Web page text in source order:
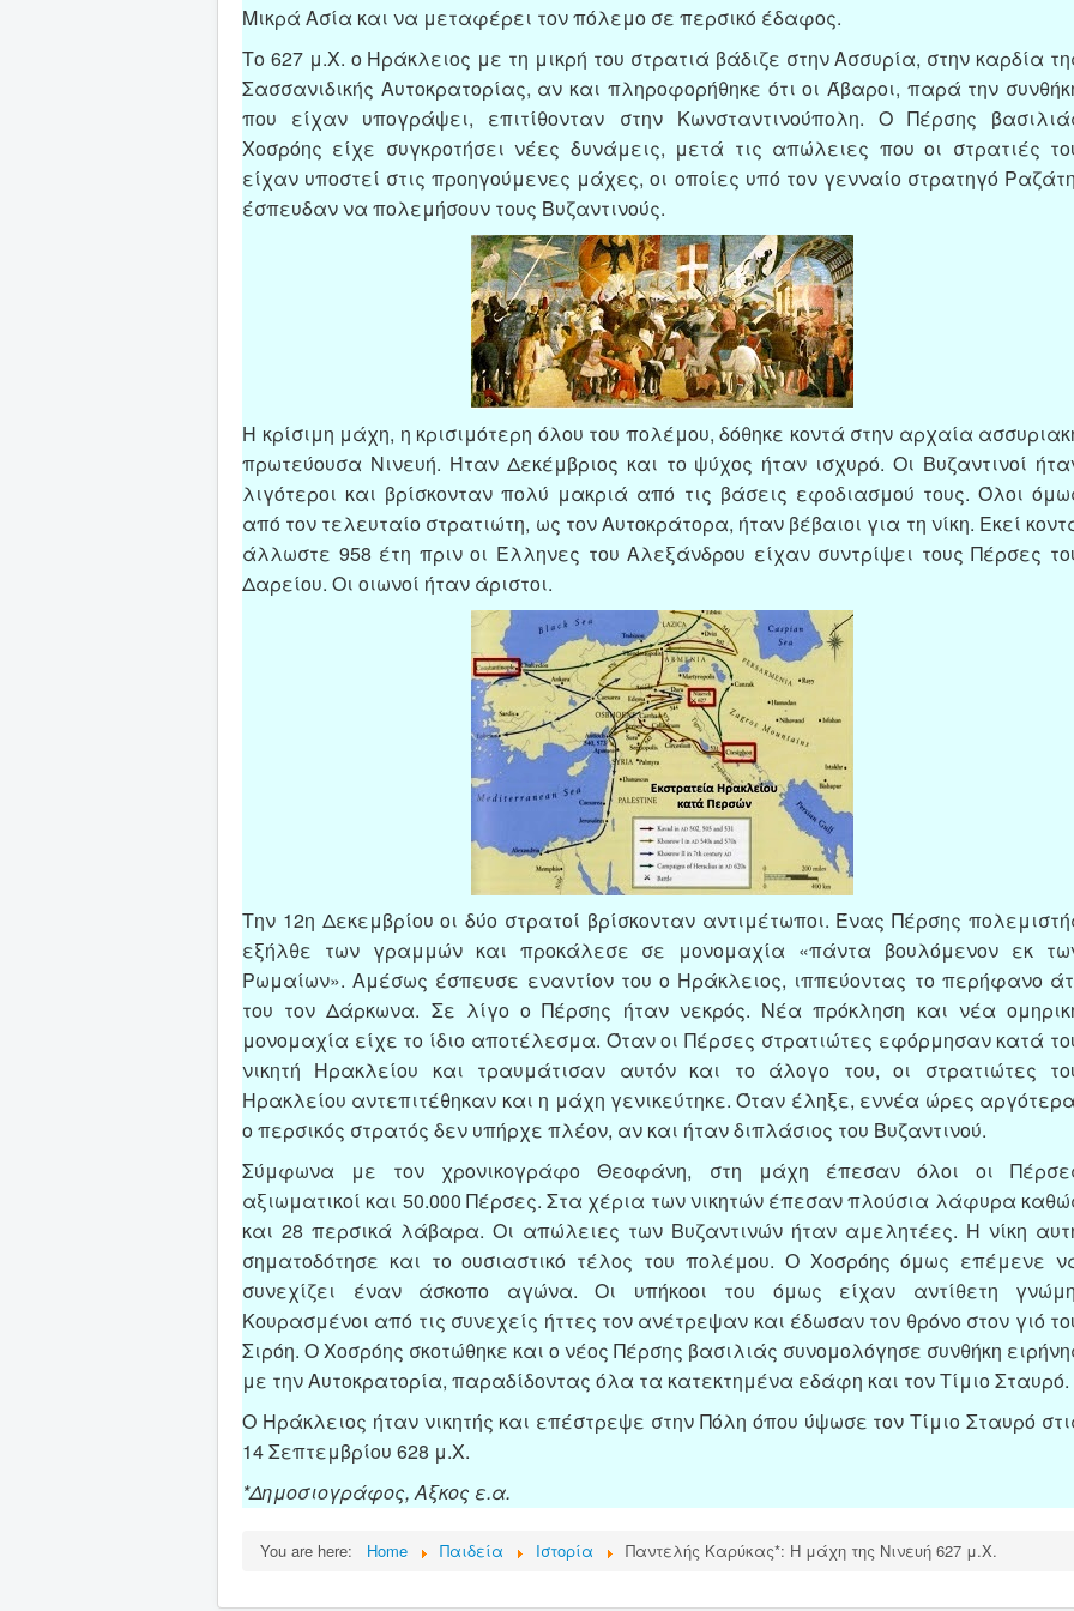
Μικρά Ασία και να μεταφέρει τον πόλεμο σε περσικό έδαφος.
Το 627 μ.Χ. ο Ηράκλειος με τη μικρή του στρατιά βάδιζε στην Ασσυρία, στην καρδία
Σασσανιδικής Αυτοκρατορίας, αν και πληροφορήθηκε ότι οι Άβαροι, παρά την
που είχαν υπογράψει, επιτίθονταν στην Κωνσταντινούπολη. Ο Πέρσης
Χοσρόης είχε συγκροτήσει νέες δυνάμεις, μετά τις απώλειες που οι στρατιές
είχαν υποστεί στις προηγούμενες μάχες, οι οποίες υπό τον γενναίο στρατηγό
έσπευδαν να πολεμήσουν τους Βυζαντινούς.
Η κρίσιμη μάχη, η κρισιμότερη όλου του πολέμου, δόθηκε κοντά στην αρχαία
πρωτεύουσα Νινευή. Ήταν Δεκέμβριος και το ψύχος ήταν ισχυρό. Οι Βυζαντινοί
λιγότεροι και βρίσκονταν πολύ μακριά από τις βάσεις εφοδιασμού τους. Όλοι
από τον τελευταίο στρατιώτη, ως τον Αυτοκράτορα, ήταν βέβαιοι για τη νίκη. Εκεί
άλλωστε 958 έτη πριν οι Έλληνες του Αλεξάνδρου είχαν συντρίψει τους Πέρσες
Δαρείου. Οι οιωνοί ήταν άριστοι.
Την 12η Δεκεμβρίου οι δύο στρατοί βρίσκονταν αντιμέτωποι. Ένας Πέρσης
εξήλθε των γραμμών και προκάλεσε σε μονομαχία «πάντα βουλόμενον εκ
Ρωμαίων». Αμέσως έσπευσε εναντίον του ο Ηράκλειος, ιππεύοντας το περήφανο
του τον Δάρκωνα. Σε λίγο ο Πέρσης ήταν νεκρός. Νέα πρόκληση και νέα
μονομαχία είχε το ίδιο αποτέλεσμα. Όταν οι Πέρσες στρατιώτες εφόρμησαν κατά
νικητή Ηρακλείου και τραυμάτισαν αυτόν και το άλογο του, οι στρατιώτες
Ηρακλείου αντεπιτέθηκαν και η μάχη γενικεύτηκε. Όταν έληξε, εννέα ώρες
ο περσικός στρατός δεν υπήρχε πλέον, αν και ήταν διπλάσιος του Βυζαντινού.
Σύμφωνα με τον χρονικογράφο Θεοφάνη, στη μάχη έπεσαν όλοι οι
αξιωματικοί και 50.000 Πέρσες. Στα χέρια των νικητών έπεσαν πλούσια λάφυρα
και 28 περσικά λάβαρα. Οι απώλειες των Βυζαντινών ήταν αμελητέες. Η νίκη
σηματοδότησε και το ουσιαστικό τέλος του πολέμου. Ο Χοσρόης όμως επέμενε
συνεχίζει έναν άσκοπο αγώνα. Οι υπήκοοι του όμως είχαν αντίθετη
Κουρασμένοι από τις συνεχείς ήττες τον ανέτρεψαν και έδωσαν τον θρόνο στον γιό
Σιρόη. Ο Χοσρόης σκοτώθηκε και ο νέος Πέρσης βασιλιάς συνομολόγησε συνθήκη
με την Αυτοκρατορία, παραδίδοντας όλα τα κατεκτημένα εδάφη και τον Τίμιο Σταυρό.
Ο Ηράκλειος ήταν νικητής και επέστρεψε στην Πόλη όπου ύψωσε τον Τίμιο Σταυρό
14 Σεπτεμβρίου 628 μ.Χ.
*Δημοσιογράφος, Αξκος ε.α.
You are here: Home Παιδεία Ιστορία Παντελής Καρύκας*: Η μάχη της Νινευή 627 μ.Χ.